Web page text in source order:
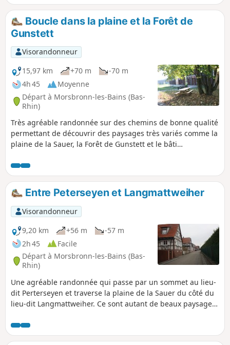
Boucle dans la plaine et la Forêt de
Gunstett
Visorandonneur
15,97 km
+70 m
-70 m
4h 45
Moyenne
Départ à Morsbronn-les-Bains (Bas-
Rhin)
Très agréable randonnée sur des chemins de bonne qualité
permettant de découvrir des paysages très variés comme la
plaine de la Sauer, la Forêt de Gunstett et le bâti
Entre Peterseyen et Langmattweiher
Visorandonneur
9,20 km
+56 m
-57 m
2h 45
Facile
Départ à Morsbronn-les-Bains (Bas-
Rhin)
Une agréable randonnée qui passe par un sommet au lieu-
dit Perterseyen et traverse la plaine de la Sauer du côté du
lieu-dit Langmattweiher. Ce sont autant de beaux paysages
Durrenbach) avec des maisons pour certaines typiques du
bâti traditionnel en Alsace.